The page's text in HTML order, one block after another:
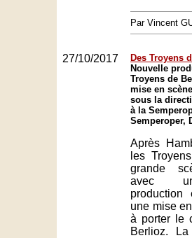
Par Vincent
27/10/2017
Des Troyens
Nouvelle
Troyens de
mise en
sous la
à la
Semperoper,
Après
les
grande
avec
une mise
à porter le
Berlioz.